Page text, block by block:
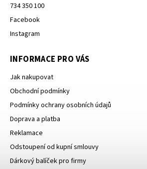
734 350 100
Facebook
Instagram
INFORMACE PRO VÁS
Jak nakupovat
Obchodní podmínky
Podmínky ochrany osobních údajů
Doprava a platba
Reklamace
Odstoupení od kupní smlouvy
Dárkový balíček pro firmy